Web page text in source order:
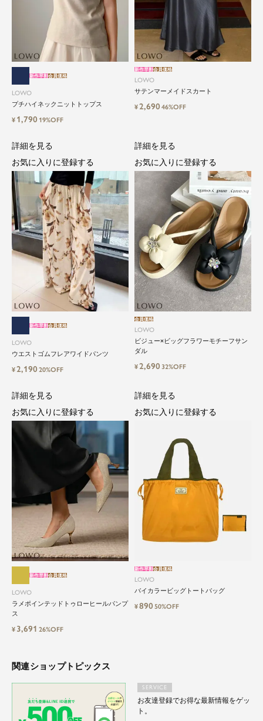
気軽に楽しめる低価格でトレンドを取
LOWO（ロワ）は、アパレルはもちろん、インナ
ー、バッグやシューズ、小物まで、驚くほどリー
ズナブルにラインナップ。
毎日のコーデに、ちょっとした変化を。いつもの
自分に、ちょっとした彩りを。
LOWOは、頑張りすぎないおしゃれを応援しま
す。
LOWO
プチハイネックニットトップス
新作早割会員価格
¥ 1,790 19%OFF
LOWO
サテンマーメイドスカート
新作早割会員価格
¥2,69046%OFF
LOWO
ウエストゴムフレアワイドパンツ
新作早割会員価格
¥2,19020%OFF
詳細を見る
お気に入りに登録する
LOWO
ビジュー×ビッグフラワーモチーフサン
ダル
会員価格
¥2,69032%OFF
詳細を見る
お気に入りに登録する
LOWO
ラメポインテッドトゥローヒールパンプ
ス
新作早割会員価格
¥ 3,691 26%OFF
詳細を見る
お気に入りに登録する
LOWO
バイカラービッグトートバッグ
新作早割会員価格
¥89050%OFF
詳細を見る
お気に入りに登録する
関連ショップトピックス
SERVICE
お友達登録でお得な最新情報をゲッ
ト。